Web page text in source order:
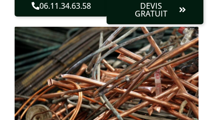
06.11.34.63.58 DEVIS
GRATUIT